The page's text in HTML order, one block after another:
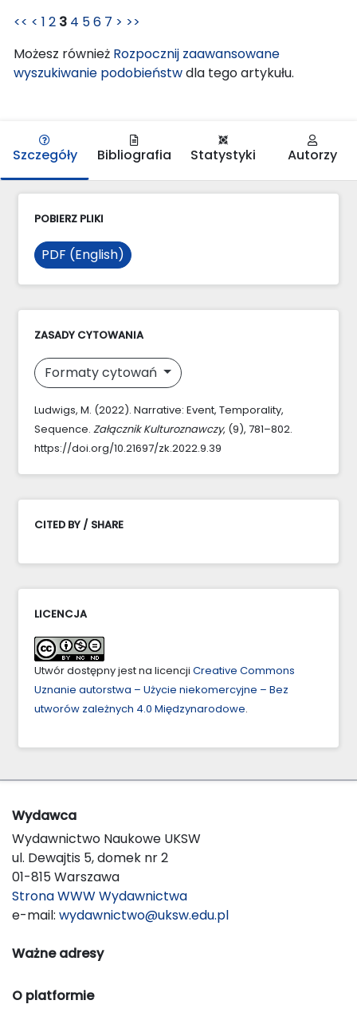
<< < 1 2 3 4 56 7 > >>
Możesz również Rozpocznij zaawansowane
wyszukiwanie podobieństwdla tego artykułu.
Szczegóły Bibliografia Statystyki Autorzy
POBIERZ PLIKI
PDF (English)
ZASADY CYTOWANIA
Formaty cytowań
Ludwigs, M. (2022). Narrative: Event, Temporality,
Sequence. Załącznik Kulturoznawczy, (9), 781–802.
https://doi.org/10.21697/zk.2022.9.39
CITED BY / SHARE
LICENCJA
Utwór dostępny jest na licencji Creative Commons
Uznanie autorstwa – Użycie niekomercyjne – Bez
utworów zależnych 4.0 Międzynarodowe.
Wydawca
Wydawnictwo Naukowe UKSW
ul. Dewajtis 5, domek nr 2
01-815 Warszawa
Strona WWW Wydawnictwa
e-mail: wydawnictwo@uksw.edu.pl
Ważne adresy
O platformie